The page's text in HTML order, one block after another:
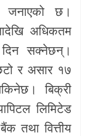
जनाएको छ।
अधिकतम
सक्नेछन्।
र असार १७
बिक्री
लिमिटेड
तथा वित्तीय